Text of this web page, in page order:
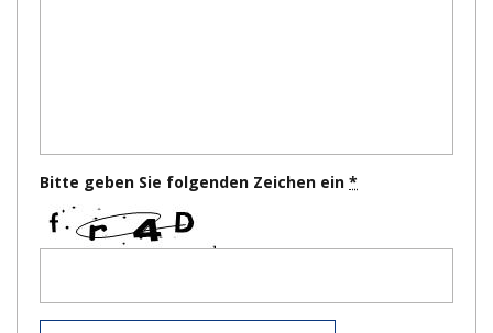
Bitte geben Sie folgenden Zeichen ein